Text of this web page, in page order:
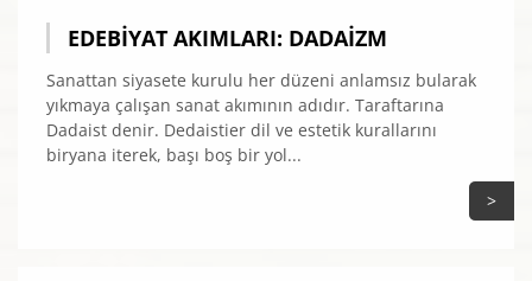
EDEBIYAT AKIMLARI: DADAIZM
Sanattan siyasete kurulu her düzeni anlamsız bularak
yıkmaya çalışan sanat akımının adıdır. Taraftarına
Dadaist denir. Dedaistier dil ve estetik kurallarını
biryana iterek, başı boş bir yol...
>